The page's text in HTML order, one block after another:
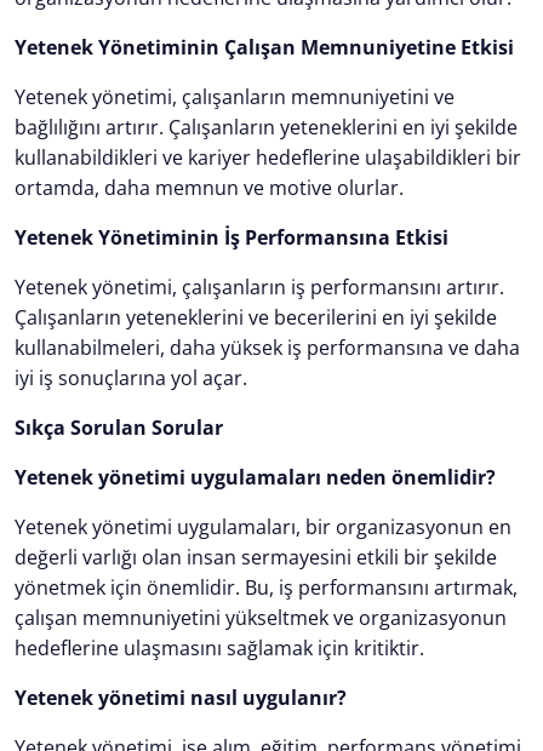
Yetenek Yönetiminin Çalışan Memnuniyetine Etkisi
Yetenek yönetimi, çalışanların memnuniyetini ve
bağlılığını artırır. Çalışanların yeteneklerini en iyi şekilde
kullanabildikleri ve kariyer hedeflerine ulaşabildikleri bir
ortamda, daha memnun ve motive olurlar.
Yetenek Yönetiminin İş Performansına Etkisi
Yetenek yönetimi, çalışanların iş performansını artırır.
Çalışanların yeteneklerini ve becerilerini en iyi şekilde
kullanabilmeleri, daha yüksek iş performansına ve daha
iyi iş sonuçlarına yol açar.
Sıkça Sorulan Sorular
Yetenek yönetimi uygulamaları neden önemlidir?
Yetenek yönetimi uygulamaları, bir organizasyonun en
değerli varlığı olan insan sermayesini etkili bir şekilde
yönetmek için önemlidir. Bu, iş performansını artırmak,
çalışan memnuniyetini yükseltmek ve organizasyonun
hedeflerine ulaşmasını sağlamak için kritiktir.
Yetenek yönetimi nasıl uygulanır?